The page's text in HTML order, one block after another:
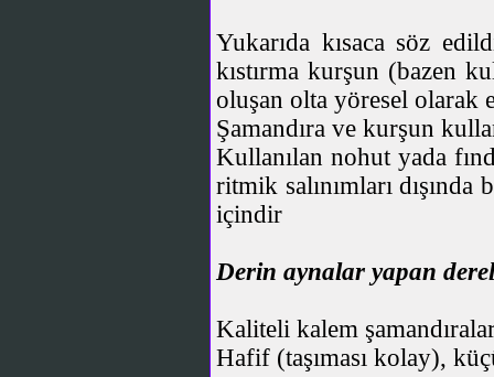
Yukarıda kısaca söz
kıstırma kurşun (bazen
oluşan olta yöresel olarak
Şamandıra ve kurşun
Kullanılan nohut yada
ritmik salınımları
içindir
Derin aynalar yapan
Kaliteli kalem
Hafif (taşıması kolay),